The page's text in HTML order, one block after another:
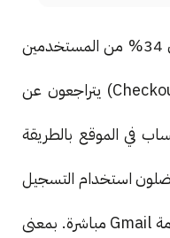
فإن 34% من المستخدمين
الذين يصلون إلى مرحلة الدفع (Checkout) يتراجعون عن
في الموقع بالطريقة
استخدام التسجيل
عبر خدمات السوشيال ميديا أو خدمة Gmail مباشرة. بمعنى